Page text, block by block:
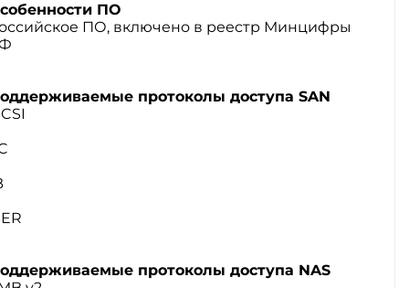
ПО
ПО, включено в реестр Минцифры
протоколы доступа SAN
протоколы доступа NAS